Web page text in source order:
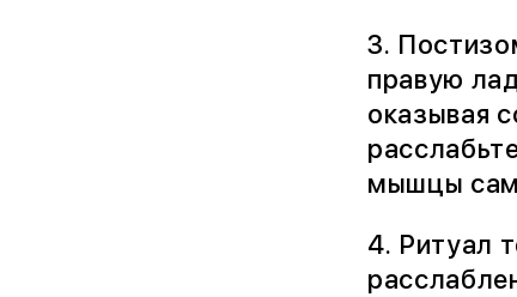
3.
правую
оказывая
мышцы
4. Ритуал